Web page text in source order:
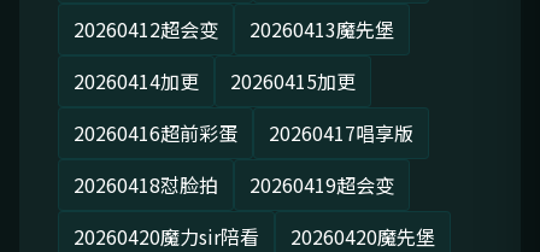
20260412超会变
20260413魔先堡
20260414加更
20260415加更
20260416超前彩蛋
20260417唱享版
20260418怼脸拍
20260419超会变
20260420魔力sir陪看
20260420魔先堡